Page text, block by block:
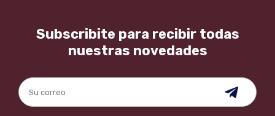
Subscribite para recibir todas
nuestras novedades